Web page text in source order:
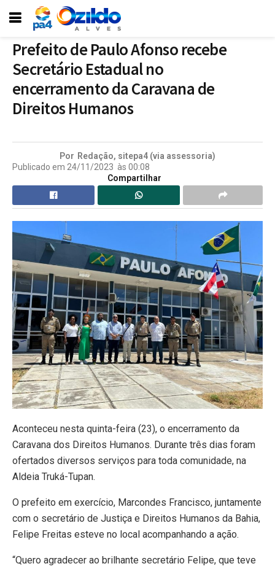
Prefeito de Paulo Afonso recebe
Secretário Estadual no
encerramento da Caravana de
Direitos Humanos
Por Redação, sitepa4 (via assessoria)
Publicado em 24/11/2023 às 00:08
Compartilhar
Aconteceu nesta quinta-feira (23), o encerramento da
Caravana dos Direitos Humanos. Durante três dias foram
ofertados diversos serviços para toda comunidade, na
Aldeia Truká-Tupan.
O prefeito em exercício, Marcondes Francisco, juntamente
com o secretário de Justiça e Direitos Humanos da Bahia,
Felipe Freitas esteve no local acompanhando a ação.
“Quero agradecer ao brilhante secretário Felipe, que teve